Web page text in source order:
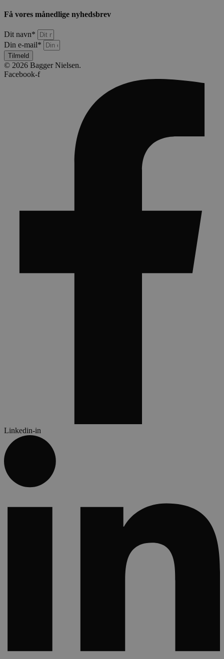
Få vores månedlige nyhedsbrev
Dit navn*
Din e-mail*
Tilmeld
© 2026 Bagger Nielsen.
Facebook-f
Linkedin-in